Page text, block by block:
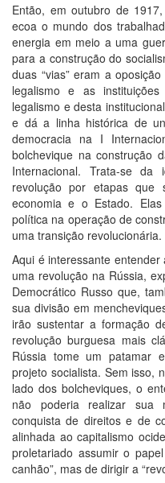
Então, em outubro de
ecoa o mundo dos
energia em meio a uma
para a construção do
duas “vias” eram a
legalismo e as
legalismo e desta
e dá a linha histórica de
democracia na I
bolchevique na construção
Internacional. Trata-se
revolução por etapas que
economia e o Estado.
política na operação de
uma transição revolucionária.
Aqui é interessante
uma revolução na Rússia,
Democrático Russo que,
sua divisão em
irão sustentar a formação
revolução burguesa mais
Rússia tome um patamar
projeto socialista. Sem isso,
lado dos bolcheviques, o
não poderia realizar sua
conquista de direitos e de
alinhada ao capitalismo
proletariado assumir o
canhão”, mas de dirigir a